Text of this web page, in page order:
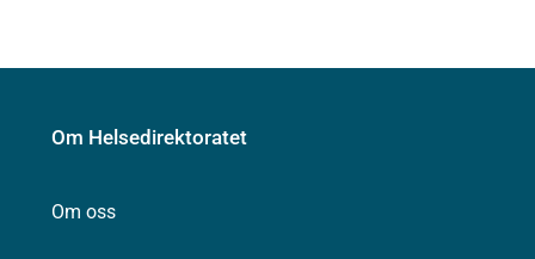
Om Helsedirektoratet
Om oss